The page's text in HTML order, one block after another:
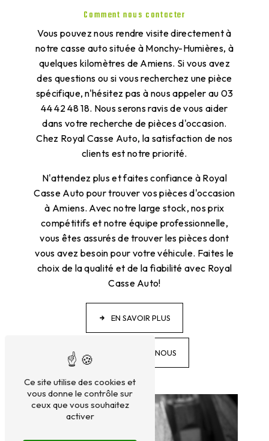
Comment nous contacter
Vous pouvez nous rendre visite directement à
notre casse auto située à Monchy-Humières, à
quelques kilomètres de Amiens. Si vous avez
des questions ou si vous recherchez une pièce
spécifique, n'hésitez pas à nous appeler au 03
44 42 48 18. Nous serons ravis de vous aider
dans votre recherche de pièces d'occasion.
Chez Royal Casse Auto, la satisfaction de nos
clients est notre priorité.
N'attendez plus et faites confiance à Royal
Casse Auto pour trouver vos pièces d'occasion
à Amiens. Avec notre large stock, nos prix
compétitifs et notre équipe professionnelle,
vous êtes assurés de trouver les pièces dont
vous avez besoin pour votre véhicule. Faites le
choix de la qualité et de la fiabilité avec Royal
Casse Auto!
EN SAVOIR PLUS
CONTACTEZ-NOUS
Ce site utilise des cookies et
vous donne le contrôle sur
ceux que vous souhaitez
activer